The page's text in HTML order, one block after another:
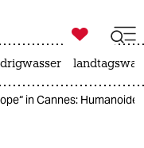

taz zahl ich
in Cannes: